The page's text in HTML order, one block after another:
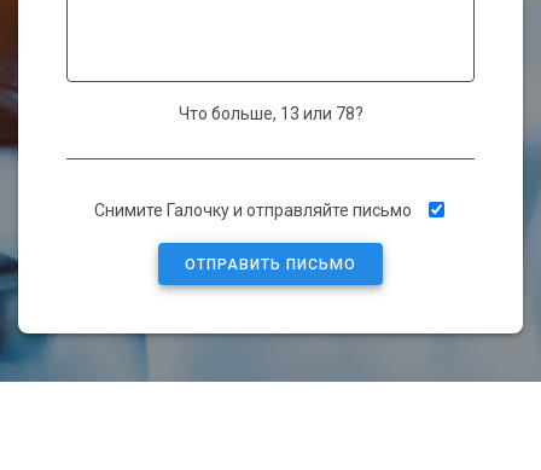
Что больше, 13 или 78?
Снимите Галочку и отправляйте письмо